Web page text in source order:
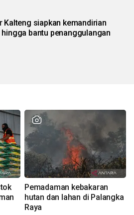
Kalteng siapkan kemandirian
bantu penanggulangan
Pemadaman kebakaran
hutan dan lahan di Palangka
Raya